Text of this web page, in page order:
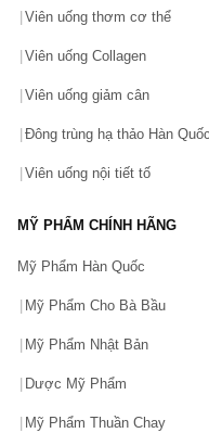
Kem dưỡng làm mờ
Volcanic Pore
…
Serum & Essence
Tinh chất dưỡng ẩm
Chăm sóc mắt
Kem dưỡng ẩm vùng
Tinh chất dưỡng mắt
Enhancing Eye Serum
Kem dưỡng mắt
Viên uống thơm cơ thể
Viên uống Collagen
Viên uống giảm cân
Đông trùng hạ thảo Hàn Quốc
Viên uống nội tiết tố
MỸ PHẨM CHÍNH HÃNG
Mỹ Phẩm Hàn Quốc
Mỹ Phẩm Cho Bà Bầu
Mỹ Phẩm Nhật Bản
Dược Mỹ Phẩm
Mỹ Phẩm Thuần Chay